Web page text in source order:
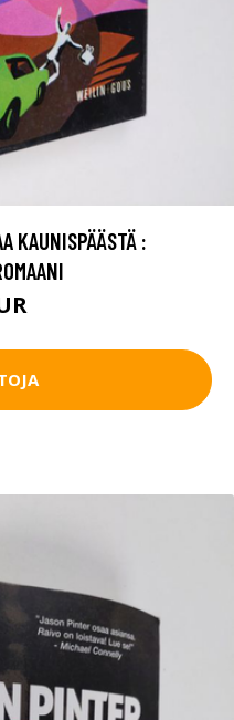
KAUNISPÄÄSTÄ :